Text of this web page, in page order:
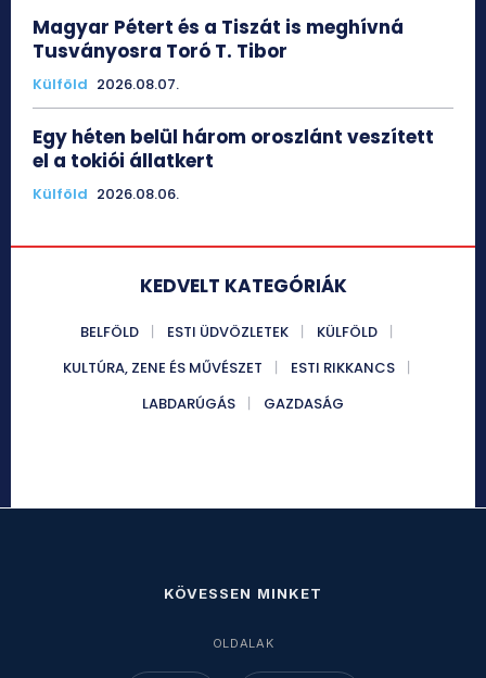
Magyar Pétert és a Tiszát is meghívná
Tusványosra Toró T. Tibor
Külföld 2026.08.07.
Egy héten belül három oroszlánt veszített
el a tokiói állatkert
Külföld 2026.08.06.
KEDVELT KATEGÓRIÁK
BELFÖLD ESTI ÜDVÖZLETEK
KÜLFÖLD
KULTÚRA, ZENE ÉS MŰVÉSZET
ESTI RIKKANCS
LABDARÚGÁS
GAZDASÁG
KÖVESSEN MINKET
OLDALAK